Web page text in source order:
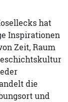
hat
Inspirationen
Zeit, Raum
die
und